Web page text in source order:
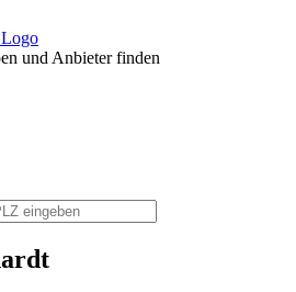
und Anbieter finden